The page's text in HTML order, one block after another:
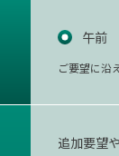
午前
ご要望に沿
追加要望